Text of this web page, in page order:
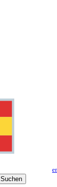
Suchen